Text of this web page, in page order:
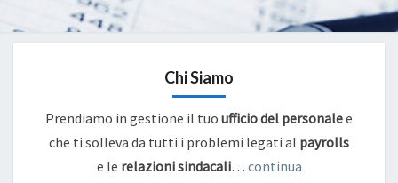
Chi Siamo
Prendiamo in gestione il tuo ufficio del personalee
che ti solleva da tutti i problemi legati al payrolls
e le relazioni sindacali… continua